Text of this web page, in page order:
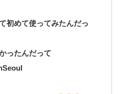
初めて使ってみたんだっ
ったんだって